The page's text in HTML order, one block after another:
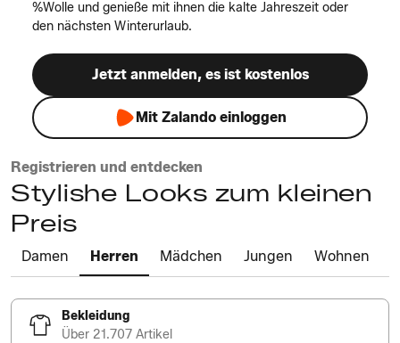
%Wolle und genieße mit ihnen die kalte Jahreszeit oder
den nächsten Winterurlaub.
Jetzt anmelden, es ist kostenlos
Mit Zalando einloggen
Registrieren und entdecken
Stylishe Looks zum kleinen
Preis
Damen Herren Mädchen Jungen Wohnen
Bekleidung
Über 21.707 Artikel